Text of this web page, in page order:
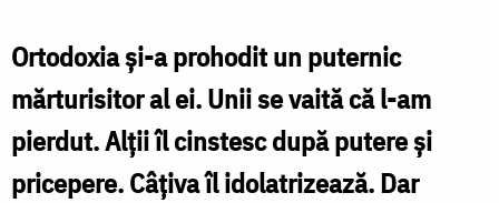
Ortodoxia şi-a prohodit un puternic
mărturisitor al ei. Unii se vaită că l-am
pierdut. Alţii îl cinstesc după putere şi
pricepere. Câţiva îl idolatrizează. Dar